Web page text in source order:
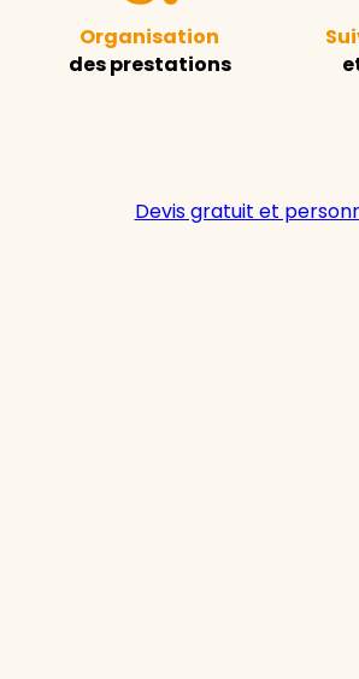
Organisation
des prestations
Devis gratuit et